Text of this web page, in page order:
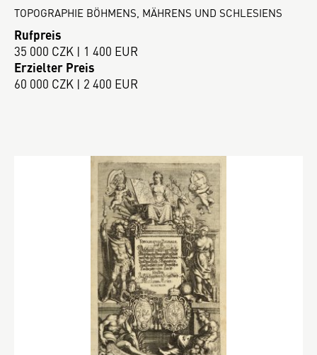
TOPOGRAPHIE BÖHMENS, MÄHRENS UND SCHLESIENS
Rufpreis
35 000 CZK | 1 400 EUR
Erzielter Preis
60 000 CZK | 2 400 EUR